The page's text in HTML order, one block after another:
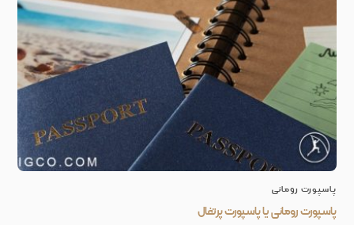
پاسپورت رومانی
پاسپورت رومانی یا پاسپورت پرتغال